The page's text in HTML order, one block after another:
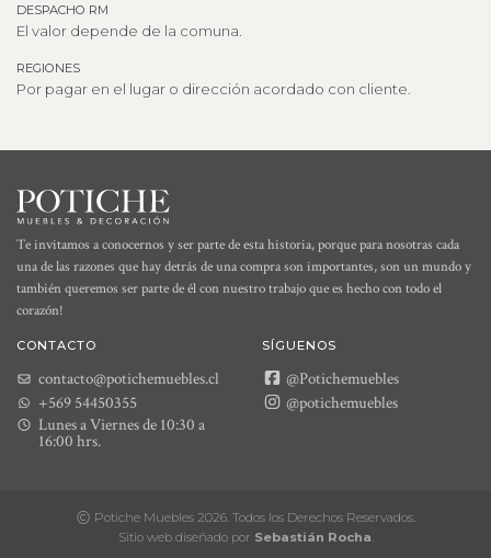
DESPACHO RM
El valor depende de la comuna.
REGIONES
Por pagar en el lugar o dirección acordado con cliente.
Te invitamos a conocernos y ser parte de esta historia, porque para nosotras cada
una de las razones que hay detrás de una compra son importantes, son un mundo y
también queremos ser parte de él con nuestro trabajo que es hecho con todo el
corazón!
CONTACTO
contacto@potichemuebles.cl
+569 54450355
Lunes a Viernes de 10:30 a
16:00 hrs.
SÍGUENOS
@Potichemuebles
@potichemuebles
Potiche Muebles 2026. Todos los Derechos Reservados.
Sitio web diseñado por Sebastián Rocha.